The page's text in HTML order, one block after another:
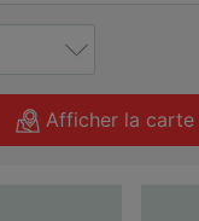
Afficher la carte